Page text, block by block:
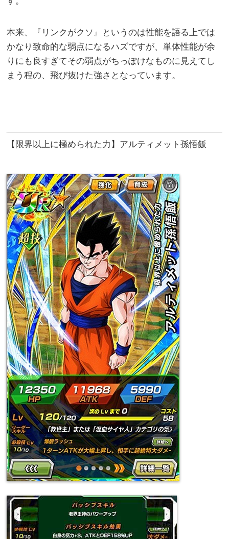
本来、『リンクがクソ』というのは性能を語る上では
かなり致命的な弱点になるハズですが、単体性能が余
りにも良すぎてその弱点がちっぽけなものに見えてし
まう程の、飛び抜けた強さとなっています。
【限界以上に極められた力】アルティメット孫悟飯